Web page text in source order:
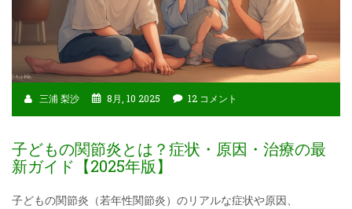
三浦 梨沙 8月, 10 2025 12 コメント
子どもの関節炎とは？症状・原因・治療の最
新ガイド【2025年版】
子どもの関節炎（若年性関節炎）のリアルな症状や原因、